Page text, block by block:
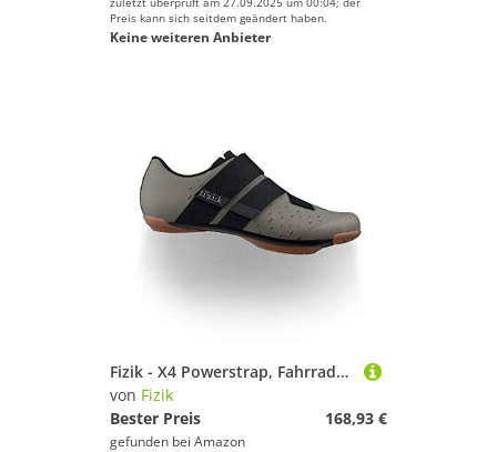
Preis kann sich seitdem geändert haben.
Keine weiteren Anbieter
Fizik - X4 Powerstrap, Fahrradschuhe Unisex - Erwachsene
von Fizik
Bester Preis
168,93 €
gefunden bei Amazon